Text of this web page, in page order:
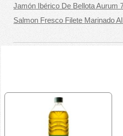
Jamón Ibérico De Bellota Aurum
Salmon Fresco Filete Marinado